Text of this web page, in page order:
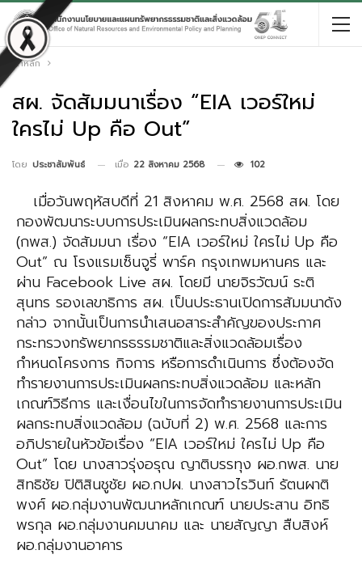
หน้าหลัก
สผ. จัดสัมมนาเรื่อง “EIA เวอร์ใหม่
ใครไม่ Up คือ Out”
โดย ประชาสัมพันธ์ เมื่อ 22 สิงหาคม 2568 102
เมื่อวันพฤหัสบดีที่ 21 สิงหาคม พ.ศ. 2568 สผ. โดย
กองพัฒนาระบบการประเมินผลกระทบสิ่งแวดล้อม
(กพส.) จัดสัมมนา เรื่อง “EIA เวอร์ใหม่ ใครไม่ Up คือ
Out” ณ โรงแรมเซ็นจูรี่ พาร์ค กรุงเทพมหานคร และ
ผ่าน Facebook Live สผ. โดยมี นายจิรวัฒน์ ระติ
สุนทร รองเลขาธิการ สผ. เป็นประธานเปิดการสัมมนาดัง
กล่าว จากนั้นเป็นการนำเสนอสาระสำคัญของประกาศ
กระทรวงทรัพยากรธรรมชาติและสิ่งแวดล้อมเรื่อง
กำหนดโครงการ กิจการ หรือการดำเนินการ ซึ่งต้องจัด
ทำรายงานการประเมินผลกระทบสิ่งแวดล้อม และหลัก
เกณฑ์วิธีการ และเงื่อนไขในการจัดทำรายงานการประเมิน
ผลกระทบสิ่งแวดล้อม (ฉบับที่ 2) พ.ศ. 2568 และการ
อภิปรายในหัวข้อเรื่อง “EIA เวอร์ใหม่ ใครไม่ Up คือ
Out” โดย นางสาวรุ่งอรุณ ญาติบรรทุง ผอ.กพส. นาย
สิทธิชัย ปิติสินชูชัย ผอ.กปผ. นางสาวไรวินท์ รัตนผาติ
พงศ์ ผอ.กลุ่มงานพัฒนาหลักเกณฑ์ นายประสาน อิทธิ
พรกุล ผอ.กลุ่มงานคมนาคม และ นายสัญญา สืบสิงห์
ผอ.กลุ่มงานอาคาร